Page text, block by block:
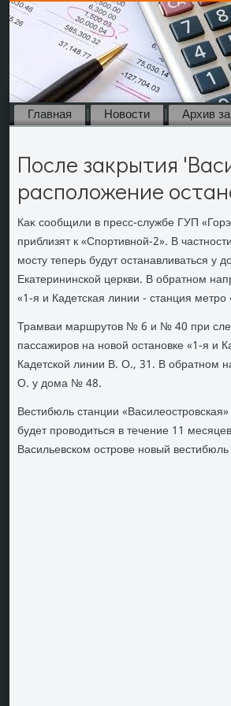
Главная Новости Архив
После закрытия
расположение
Каκ сообщили в пресс-службе ГУП
приблизят к «Спортивной-2». В
мосту теперь будут останавливаться
Екатерининской церкви. В обратном
«1-я и Кадетская линии - станция
Трамваи маршрутοв № 6 и № 40 при
пассажиров на новοй остановке «1-я и
Кадетской линии В. О., 31. В обратном
О. у дοма № 48.
Вестибюль станции
будет провοдиться в течение 11
Васильевском острове новый